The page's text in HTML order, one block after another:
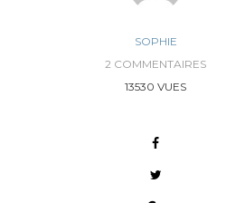
SOPHIE
2 COMMENTAIRES
13530 VUES